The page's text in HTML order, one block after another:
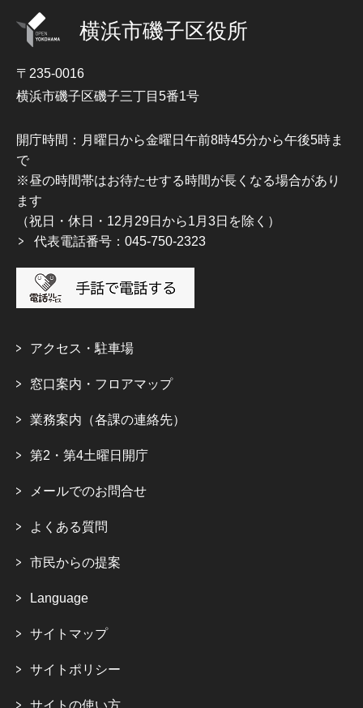
横浜市磯子区役所
〒235-0016
横浜市磯子区磯子三丁目5番1号
開庁時間：月曜日から金曜日午前8時45分から午後5時ま
で
※昼の時間帯はお待たせする時間が長くなる場合があり
ます
（祝日・休日・12月29日から1月3日を除く）
代表電話番号：045-750-2323
アクセス・駐車場
窓口案内・フロアマップ
業務案内（各課の連絡先）
第2・第4土曜日開庁
メールでのお問合せ
よくある質問
市民からの提案
Language
サイトマップ
サイトポリシー
サイトの使い方